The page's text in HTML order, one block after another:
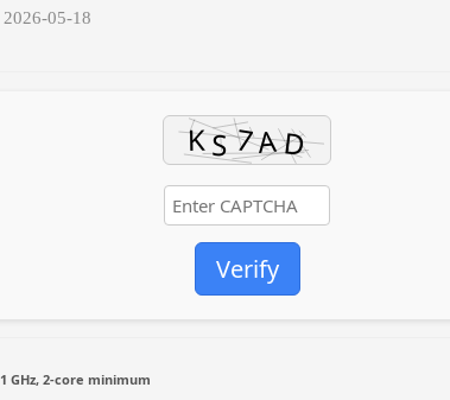
2026-05-18
Verify
1 GHz, 2-core minimum